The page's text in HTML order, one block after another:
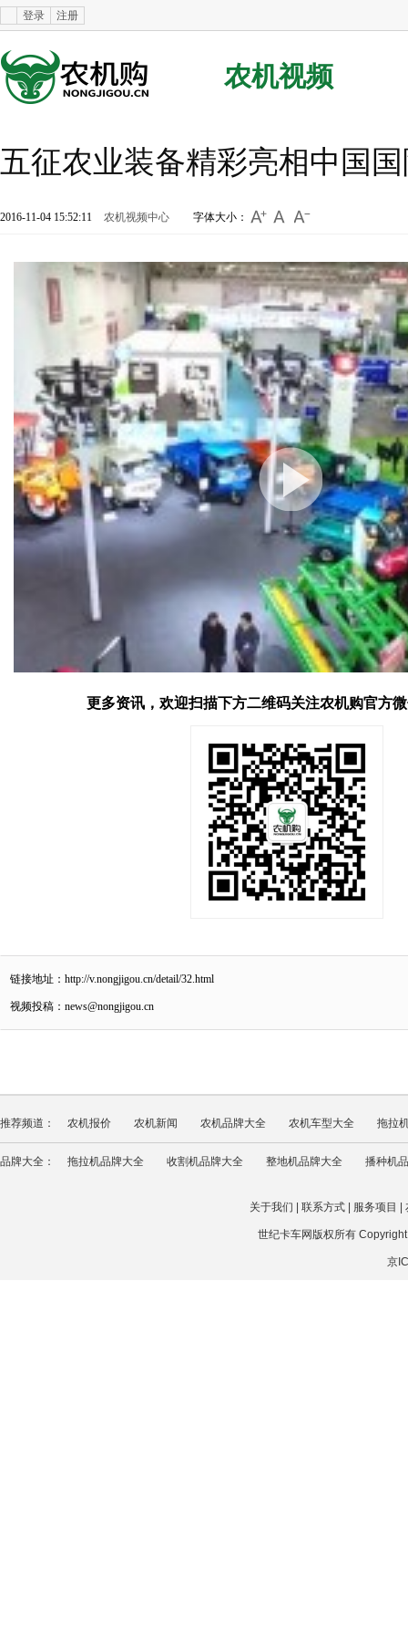
登录 注册
农机视频
五征农业装备精彩亮相中国
2016-11-04 15:52:11 农机视频中心 字体大小：
更多资讯，欢迎扫描下方二维码关注农机购官方
链接地址： http://v.nongjigou.cn/detail/32.html
视频投稿：news@nongjigou.cn
推荐频道： 农机报价 农机新闻 农机品牌大全 农机车型大全 拖拉
品牌大全： 拖拉机品牌大全 收割机品牌大全 整地机品牌大全 播种机
关于我们 联系方式 服务项目
世纪卡车网版权所有
京